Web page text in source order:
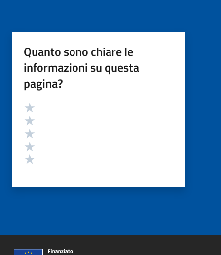
Quanto sono chiare le
informazioni su questa
pagina?
Valutazione